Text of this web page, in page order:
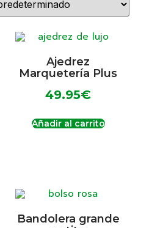
Ajedrez
Marquetería Plus
49.95€
Añadir al carrito
Bandolera grande